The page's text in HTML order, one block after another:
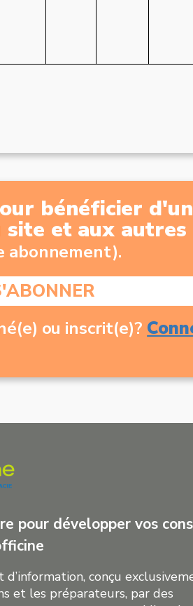
bénéficier d'un
et aux autres
abonnement).
ou inscrit(e)?
pour développer vos
conçu
et les préparateurs, par des